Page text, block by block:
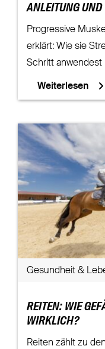
ANLEITUNG UND
Progressive
erklärt: Wie sie
Schritt anwendest
Weiterlesen
Gesundheit &
REITEN: WIE
WIRKLICH?
Reiten zählt zu